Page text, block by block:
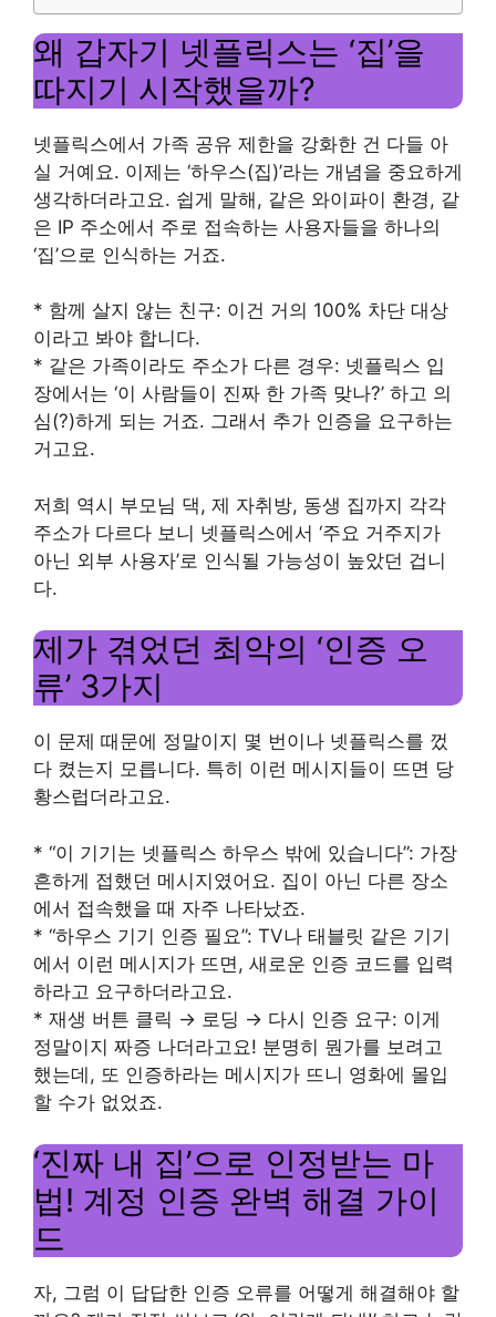
왜 갑자기 넷플릭스는 ‘집’을
따지기 시작했을까?
넷플릭스에서 가족 공유 제한을 강화한 건 다들 아
실 거예요. 이제는 ‘하우스(집)’라는 개념을 중요하게
생각하더라고요. 쉽게 말해, 같은 와이파이 환경, 같
은 IP 주소에서 주로 접속하는 사용자들을 하나의
‘집’으로 인식하는 거죠.
* 함께 살지 않는 친구: 이건 거의 100% 차단 대상
이라고 봐야 합니다.
* 같은 가족이라도 주소가 다른 경우: 넷플릭스 입
장에서는 ‘이 사람들이 진짜 한 가족 맞나?’ 하고 의
심(?)하게 되는 거죠. 그래서 추가 인증을 요구하는
거고요.
저희 역시 부모님 댁, 제 자취방, 동생 집까지 각각
주소가 다르다 보니 넷플릭스에서 ‘주요 거주지가
아닌 외부 사용자’로 인식될 가능성이 높았던 겁니
다.
제가 겪었던 최악의 ‘인증 오
류’ 3가지
이 문제 때문에 정말이지 몇 번이나 넷플릭스를 껐
다 켰는지 모릅니다. 특히 이런 메시지들이 뜨면 당
황스럽더라고요.
* “이 기기는 넷플릭스 하우스 밖에 있습니다”: 가장
흔하게 접했던 메시지였어요. 집이 아닌 다른 장소
에서 접속했을 때 자주 나타났죠.
* “하우스 기기 인증 필요”: TV나 태블릿 같은 기기
에서 이런 메시지가 뜨면, 새로운 인증 코드를 입력
하라고 요구하더라고요.
* 재생 버튼 클릭 → 로딩 → 다시 인증 요구: 이게
정말이지 짜증 나더라고요! 분명히 뭔가를 보려고
했는데, 또 인증하라는 메시지가 뜨니 영화에 몰입
할 수가 없었죠.
‘진짜 내 집’으로 인정받는 마
법! 계정 인증 완벽 해결 가이
드
자, 그럼 이 답답한 인증 오류를 어떻게 해결해야 할